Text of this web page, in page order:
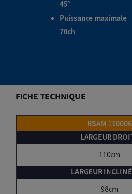
45°
Puissance maximale
70ch
FICHE TECHNIQUE
RSAM 110006
110cm
98cm